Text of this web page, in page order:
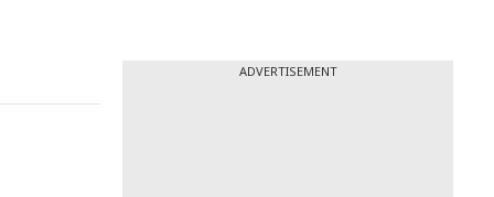
ADVERTISEMENT